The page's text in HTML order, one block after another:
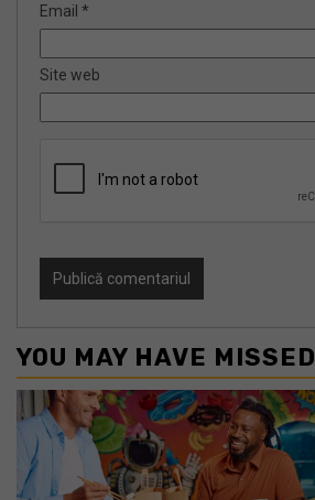
Email *
Site web
YOU MAY HAVE MISSED